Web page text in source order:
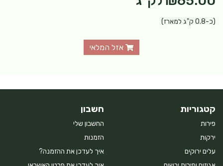
(כ-0.8 ק"ג למארז)
אזל המלאי
קטגוריות
פירות
ירקות
עלים ירוקים
חשבון
החשבון שלי
הזמנות
איך לעדכן את ההזמנה?